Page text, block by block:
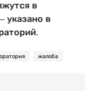
в
указано в
жалоба